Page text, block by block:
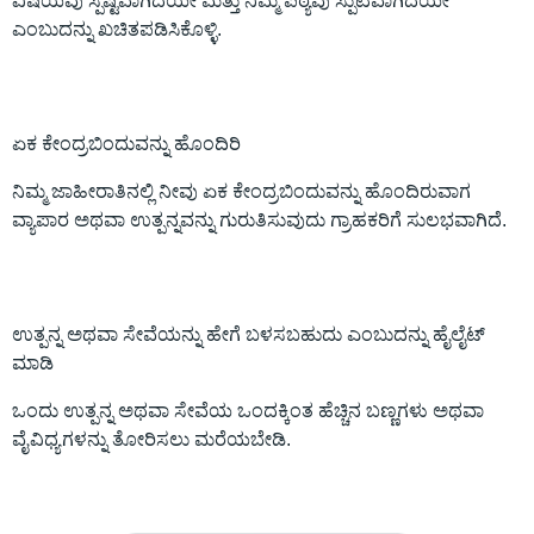
ಎಂಬುದನ್ನು ಖಚಿತಪಡಿಸಿಕೊಳ್ಳಿ.
ಏಕ ಕೇಂದ್ರಬಿಂದುವನ್ನು ಹೊಂದಿರಿ
ನಿಮ್ಮ ಜಾಹೀರಾತಿನಲ್ಲಿ ನೀವು ಏಕ ಕೇಂದ್ರಬಿಂದುವನ್ನು ಹೊಂದಿರುವಾಗ
ವ್ಯಾಪಾರ ಅಥವಾ ಉತ್ಪನ್ನವನ್ನು ಗುರುತಿಸುವುದು ಗ್ರಾಹಕರಿಗೆ ಸುಲಭವಾಗಿದೆ.
ಉತ್ಪನ್ನ ಅಥವಾ ಸೇವೆಯನ್ನು ಹೇಗೆ ಬಳಸಬಹುದು ಎಂಬುದನ್ನು ಹೈಲೈಟ್
ಮಾಡಿ
ಒಂದು ಉತ್ಪನ್ನ ಅಥವಾ ಸೇವೆಯ ಒಂದಕ್ಕಿಂತ ಹೆಚ್ಚಿನ ಬಣ್ಣಗಳು ಅಥವಾ
ವೈವಿಧ್ಯಗಳನ್ನು ತೋರಿಸಲು ಮರೆಯಬೇಡಿ.